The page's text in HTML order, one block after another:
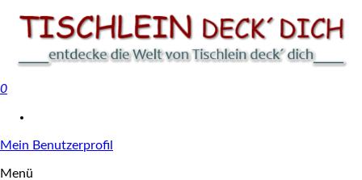
0
Mein Benutzerprofil
Menü